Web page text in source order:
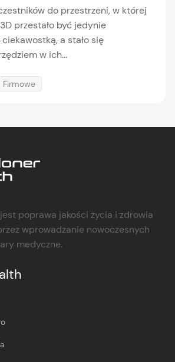
do przestrzeni, w której
przestało być jedynie
a stało się
w ich...
Firmowe
poprawa jakości życia i zdrowia
wprowadzanie nowoczesnych
medyczne.